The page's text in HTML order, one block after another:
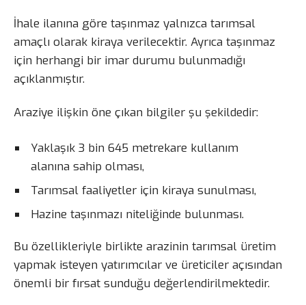
İhale ilanına göre taşınmaz yalnızca tarımsal
amaçlı olarak kiraya verilecektir. Ayrıca taşınmaz
için herhangi bir imar durumu bulunmadığı
açıklanmıştır.
Araziye ilişkin öne çıkan bilgiler şu şekildedir:
Yaklaşık 3 bin 645 metrekare kullanım
alanına sahip olması,
Tarımsal faaliyetler için kiraya sunulması,
Hazine taşınmazı niteliğinde bulunması.
Bu özellikleriyle birlikte arazinin tarımsal üretim
yapmak isteyen yatırımcılar ve üreticiler açısından
önemli bir fırsat sunduğu değerlendirilmektedir.